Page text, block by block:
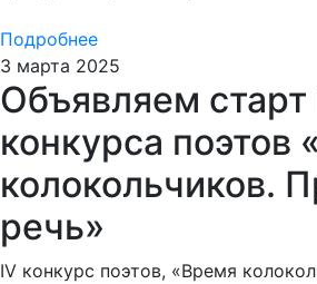
Подробнее
3 марта 2025
Объявляем старт
конкурса поэтов
колокольчиков.
речь»
IV конкурс поэтов, «Время